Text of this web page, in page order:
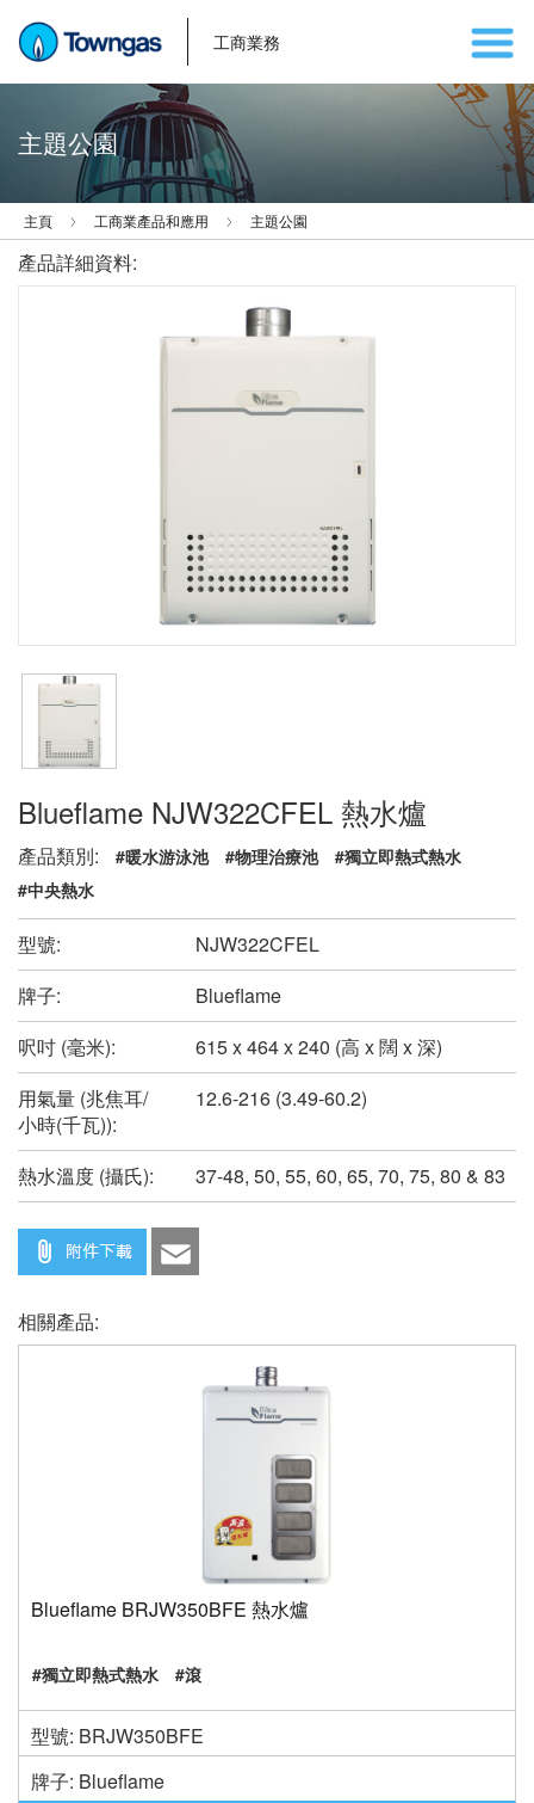
工商業務
主題公園
主頁 工商業產品和應用 主題公園
產品詳細資料:
Blueflame NJW322CFEL 熱水爐
產品類別: #暖水游泳池 #物理治療池
#獨立即熱式熱水
#中央熱水
型號:
NJW322CFEL
牌子:
Blueflame
呎吋 (毫米):
615 x 464 x 240 (高 x 闊 x 深)
用氣量 (兆焦耳/
小時(千瓦)):
12.6-216 (3.49-60.2)
熱水溫度 (攝氏): 37-48, 50, 55, 60, 65, 70, 75, 80 & 83
相關產品:
Blueflame BRJW350BFE 熱水爐
#獨立即熱式熱水 #滾
型號: BRJW350BFE
牌子: Blueflame